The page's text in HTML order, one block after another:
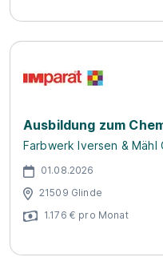
Ausbildung zum
Farbwerk Iversen & Mähl
01.08.2026
21509 Glinde
1.176 € pro Monat